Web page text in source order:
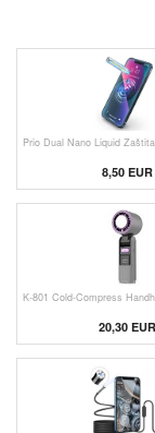
Prio Dual Nano Liquid Zaštita
8,50 EUR
K-801 Cold-Compress
20,30 EUR